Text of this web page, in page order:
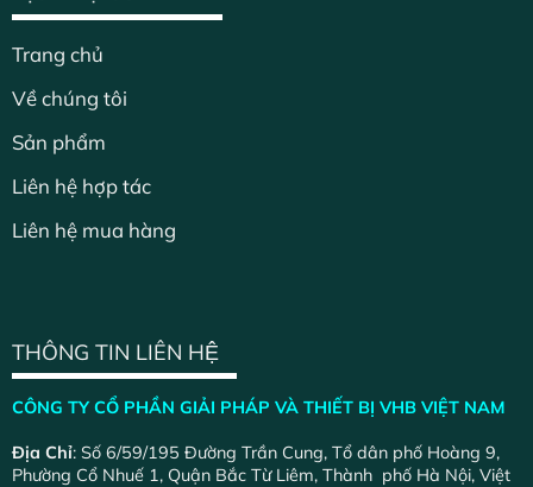
Trang chủ
Về chúng tôi
Sản phẩm
Liên hệ hợp tác
Liên hệ mua hàng
THÔNG TIN LIÊN HỆ
CÔNG TY CỔ PHẦN GIẢI PHÁP VÀ THIẾT BỊ VHB VIỆT NAM
Địa Chỉ: Số 6/59/195 Đường Trần Cung, Tổ dân phố Hoàng 9,
Phường Cổ Nhuế 1, Quận Bắc Từ Liêm, Thành phố Hà Nội, Việt